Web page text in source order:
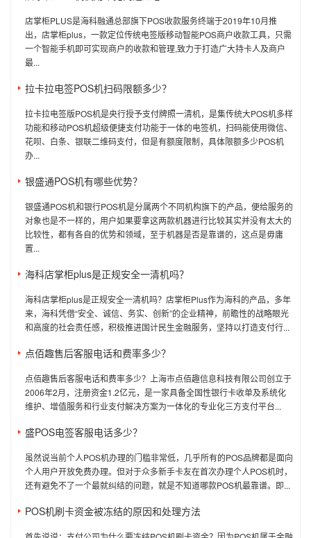
店掌柜PLUS是海科融通总部旗下POS收款服务终端于2019年10月推
出，店掌柜plus，一款定位传统电签版移动智能POS商户收款工具，只需
一个智能手机即可实现商户的收款和管理,致力于打造广大持卡人及商户
最...
拉卡拉电签POS机扫码限额多少？
拉卡拉电签版POS机是央行授予支付牌照一清机，是集传统大POS机多样
功能和移动POS机超级便捷支付功能于一体的电签机，扫码能使用微信、
花呗、白条、银联二维码支付，但是有额度限制，具体限额多少POS机
办...
银盛通POS机有哪些优势？
银盛通POS机和银行POS机是分属两个不同机构旗下的产品，便给服务的
对象也是不一样的，用户如果要拿这两款机器进行比较其实并没有太大的
比较性，都有各自的优势和领域，至于机器是否是靠谱的，这点是毋庸
置...
海科店掌柜plus是正规安全一清机吗？
海科店掌柜plus是正规安全一清机吗？店掌柜Plus作为海科的产品，多年
来，海科凭借“安全、诚信、务实、创新”的企业精神，前瞻性的战略眼光
和高度的社会责任感，积极推进国计民生金融服务，坚持以打造支付行...
点佰趣售后客服电话和费率多少？
点佰趣售后客服电话和费率多少？上海市点佰趣信息科技有限公司创立于
2006年2月，注册资金1.2亿元，是一家具备全国性银行卡收单及系统化
维护、增值服务和行业支付解决方案为一体化的专业化三方支付平台...
盛POS电签客服电话多少？
虽然说当前个人POS机办理的门槛非常低，几乎所有的POS品牌都是面向
个人用户开放免费办理。但对于众多新手卡友在首次办理个人POS机时，
还有避免不了一个最就纠结的问题，就是不知道哪款POS机最靠谱。即...
POS机刷卡资金被冻结的原因和处理方法